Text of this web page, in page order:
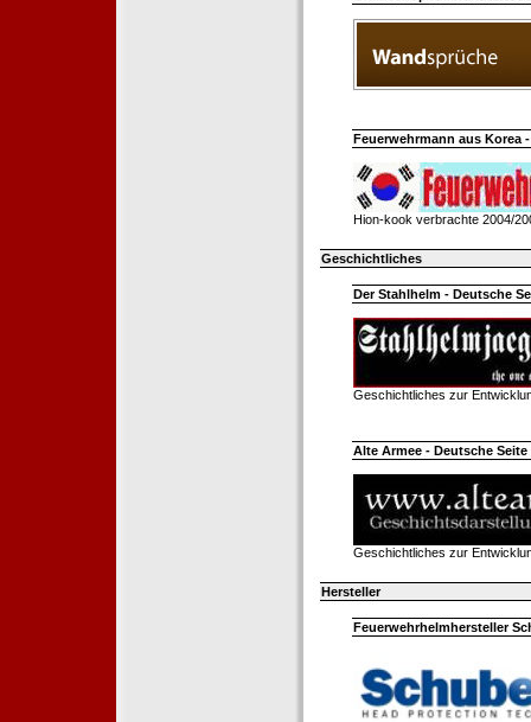
Feuerwehrmann aus Korea
Hion-kook verbrachte 2004/
Geschichtliches
Der Stahlhelm - Deutsche
Geschichtliches zur
Alte Armee - Deutsche Seite
Geschichtliches zur
Hersteller
Feuerwehrhelmhersteller